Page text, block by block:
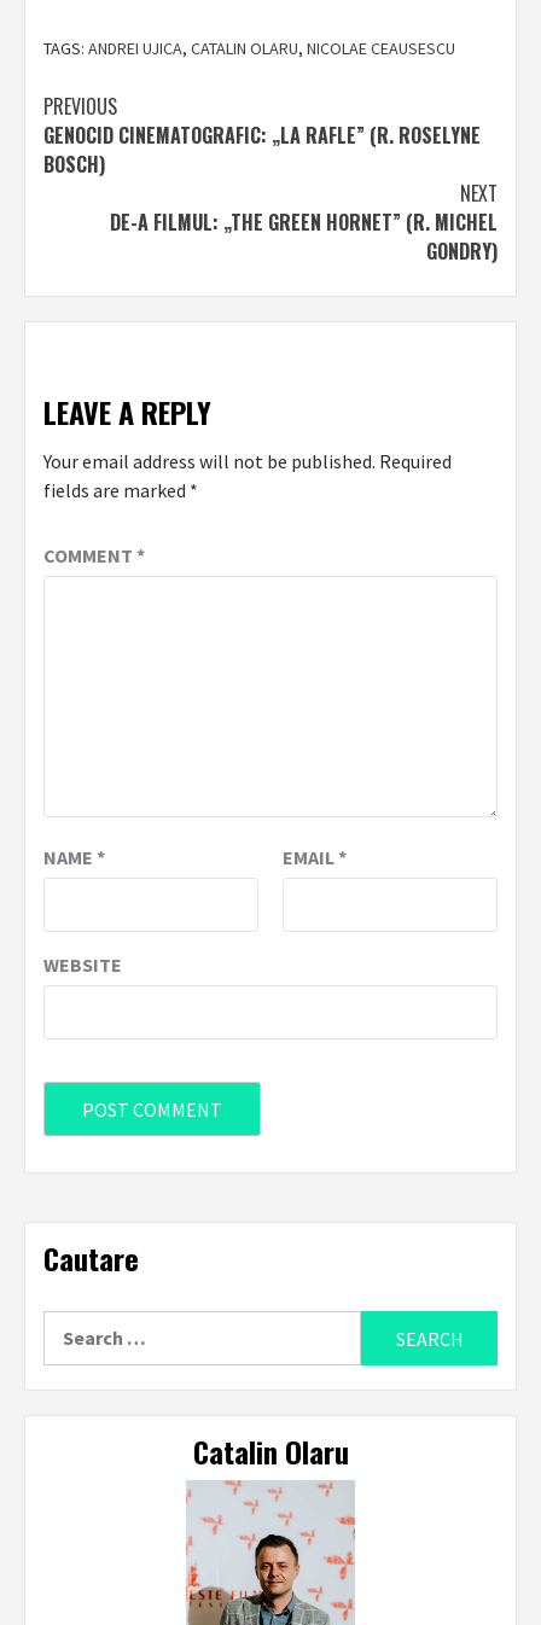
TAGS: ANDREI UJICA, CATALIN OLARU, NICOLAE CEAUSESCU
Post
navigation
PREVIOUS
GENOCID CINEMATOGRAFIC: „LA RAFLE” (R. ROSELYNE
BOSCH)
NEXT
DE-A FILMUL: „THE GREEN HORNET” (R. MICHEL
GONDRY)
LEAVE A REPLY
Your email address will not be published. Required
fields are marked *
COMMENT *
NAME * EMAIL*
WEBSITE
Cautare
Catalin Olaru